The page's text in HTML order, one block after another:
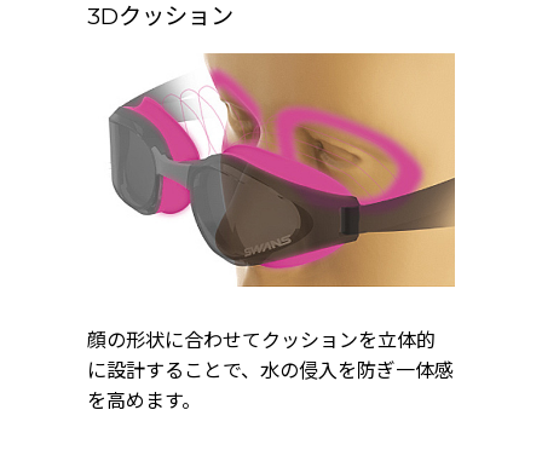
3Dクッション
顔の形状に合わせてクッションを立体的
に設計することで、水の侵入を防ぎ一体感
を高めます。